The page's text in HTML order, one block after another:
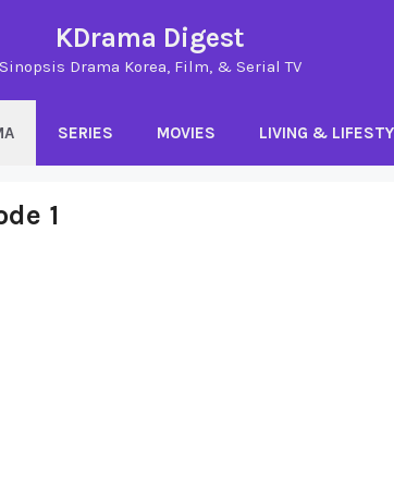
KDrama Digest
Sinopsis Drama Korea, Film, & Serial TV
SERIES MOVIES LIVING &
1